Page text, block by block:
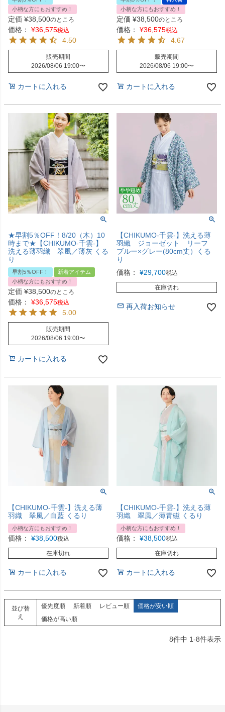
小柄な方にもおすすめ！
定価 ¥38,500のところ
価格： ¥36,575税込
4.50
販売期間
2026/08/06 19:00〜
カートに入れる
小柄な方にもおすすめ！
定価 ¥38,500のところ
価格： ¥36,575税込
4.67
販売期間
2026/08/06 19:00〜
カートに入れる
★早割5％OFF！8/20（木）10
時まで★【CHIKUMO-千雲-】
洗える薄羽織 翠風／薄灰 くる
り
早割5％OFF！
新着アイテム
小柄な方にもおすすめ！
定価 ¥38,500のところ
価格： ¥36,575税込
5.00
販売期間
2026/08/06 19:00〜
カートに入れる
【CHIKUMO-千雲-】洗える薄
羽織 ジョーゼット リーフ
ブルー×グレー(80cm丈）くる
り
価格：
¥29,700税込
在庫切れ
再入荷お知らせ
【CHIKUMO-千雲-】洗える薄
羽織 翠風／白藍 くるり
小柄な方にもおすすめ！
価格： ¥38,500税込
在庫切れ
カートに入れる
【CHIKUMO-千雲-】洗える薄
羽織 翠風／薄青磁 くるり
小柄な方にもおすすめ！
価格： ¥38,500税込
在庫切れ
カートに入れる
並び替
え
優先度順 新着順 レビュー順
価格が安い順
価格が高い順
8件中 1-8件表示